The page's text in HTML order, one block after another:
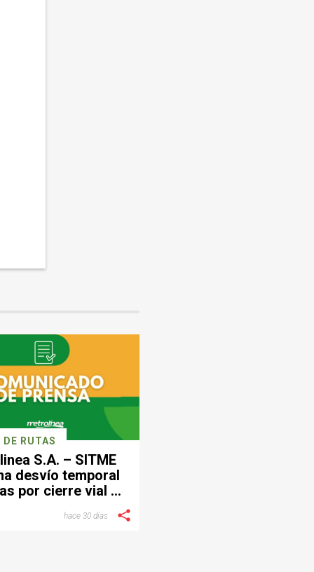
DE RUTAS
S.A. – SITME
desvío temporal
por cierre vial en
hace 30 días